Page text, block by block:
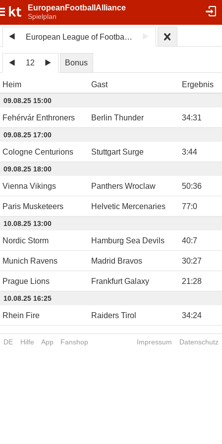
EuropeanFootballAlliance
Spielplan
European League of Football 2025
12 Bonus
Heim Gast Ergebnis
09.08.25 15:00
Fehérvár Enthroners Berlin Thunder 34:31
09.08.25 17:00
Cologne Centurions Stuttgart Surge 3:44
09.08.25 18:00
Vienna Vikings Panthers Wroclaw 50:36
Paris Musketeers Helvetic Mercenaries 77:0
10.08.25 13:00
Nordic Storm Hamburg Sea Devils 40:7
Munich Ravens Madrid Bravos 30:27
Prague Lions Frankfurt Galaxy 21:28
10.08.25 16:25
Rhein Fire Raiders Tirol 34:24
DE Hilfe App Fanshop Impressum Datenschutz